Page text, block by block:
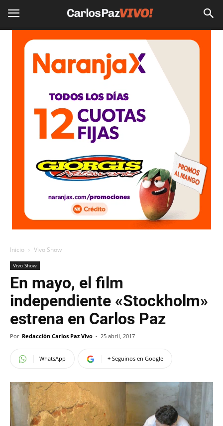
Inicio Vivo Show
Vivo Show
En mayo, el film
independiente «Stockholm»
estrena en Carlos Paz
Por Redacción Carlos Paz Vivo - 25 abril, 2017
WhatsApp + Seguinos en Google